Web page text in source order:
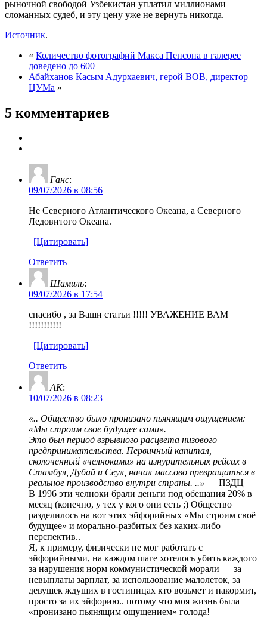
рыночной свободой Узбекистан уплатил миллионами
сломанных судеб, и эту цену уже не вернуть никогда.
Источник.
« Количество фотографий Макса Пенсона в галерее
доведено до 600
Абайханов Касым Адурхаевич, герой ВОВ, директор
ЦУМа »
5 комментариев
Ганс:
09/07/2026 в 08:56
Не Северного Атлантического Океана, а Северного
Ледовитого Океана.
[Цитировать]
Ответить
Шамиль:
09/07/2026 в 17:54
спасибо , за Ваши статьи !!!!! УВАЖЕНИЕ ВАМ
!!!!!!!!!!!
[Цитировать]
Ответить
AK:
10/07/2026 в 08:23
«.. Общество было пронизано пьянящим ощущением:
«Мы строим свое будущее сами».
Это был период взрывного расцвета низового
предпринимательства. Первичный капитал,
сколоченный «челноками» на изнурительных рейсах в
Стамбул, Дубай и Сеул, начал массово превращаться в
реальное производство внутри страны. ..» — ПЗДЦ
В 1996 эти челноки брали деньги под обещания 20% в
месяц (конечно, у тех у кого они есть ;) Общество
разделилось на вот этих эйфорийных «Мы строим своё
будущее» и морально-разбитых без каких-либо
перспектив..
Я, к примеру, физически не мог работать с
эйфорийными, на каждом шаге хотелось убить каждого
за нарушения норм коммунистической морали — за
невыплаты зарплат, за использование малолеток, за
девушек ждущих в гостиницах кто возьмет и накормит,
просто за их эйфорию.. потому что моя жизнь была
«пронизано пьянящим ощущением» голода!